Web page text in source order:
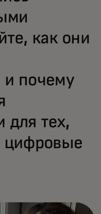
как они
и почему
тех,
цифровые